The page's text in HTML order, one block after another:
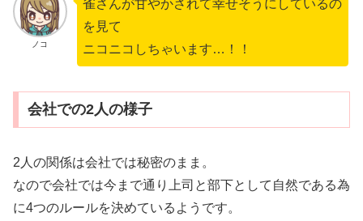
ノコ
雀さんが甘やかされて幸せそうにしているの
を見て
ニコニコしちゃいます…！！
会社での2人の様子
2人の関係は会社では秘密のまま。
なので会社では今まで通り上司と部下として自然である為
に4つのルールを決めているようです。